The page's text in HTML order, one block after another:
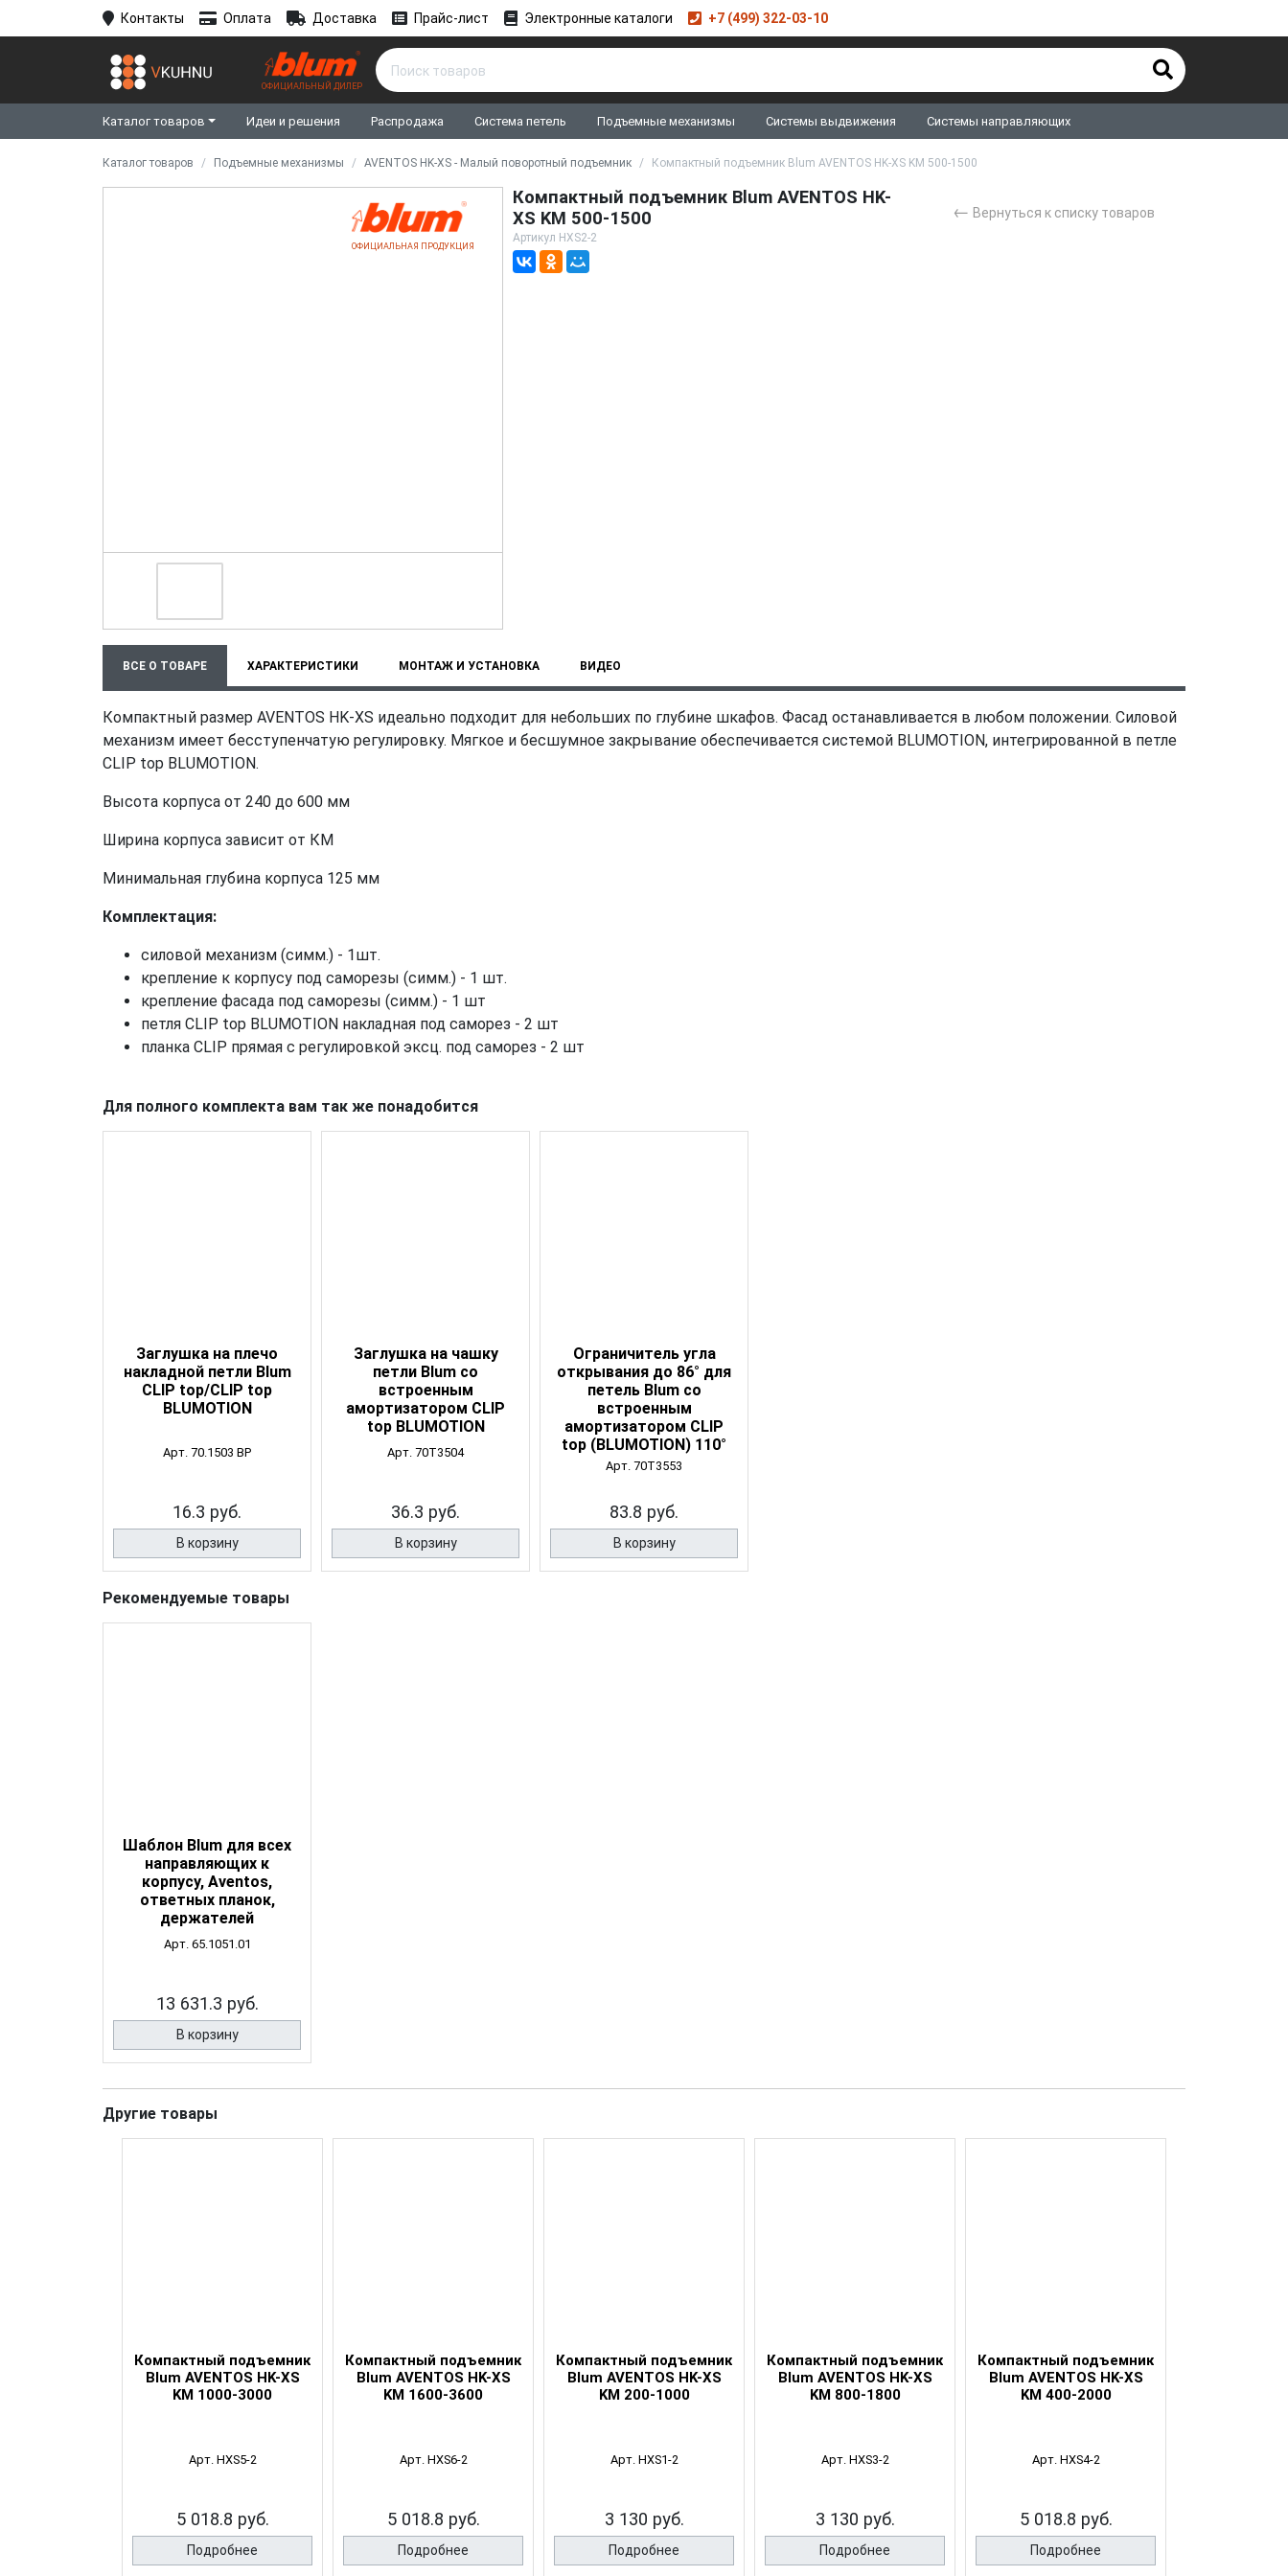
Контакты Оплата Доставка Прайс-лист Электронные каталоги +7 (499) 322-03-10
ОФИЦИАЛЬНЫЙ ДИЛЕР
Каталог товаров Идеи и решения Распродажа Система петель Подъемные механизмы Системы выдвижения Системы направляющих
Каталог товаров Подъемные механизмы AVENTOS HK-XS - Малый поворотный подъемник Компактный подъемник Blum AVENTOS HK-XS KM 500-1500
ОФИЦИАЛЬНАЯ ПРОДУКЦИЯ
Компактный подъемник Blum AVENTOS HK-
XS KM 500-1500
Артикул HXS2-2
← Вернуться к списку товаров
ВСЕ О ТОВАРЕ ХАРАКТЕРИСТИКИ МОНТАЖ И УСТАНОВКА ВИДЕО
Компактный размер AVENTOS HK-XS идеально подходит для небольших по глубине шкафов. Фасад останавливается в любом положении. Силовой
механизм имеет бесступенчатую регулировку. Мягкое и бесшумное закрывание обеспечивается системой BLUMOTION, интегрированной в петле
CLIP top BLUMOTION.
Высота корпуса от 240 до 600 мм
Ширина корпуса зависит от КМ
Минимальная глубина корпуса 125 мм
Комплектация:
силовой механизм (симм.) - 1шт.
крепление к корпусу под саморезы (симм.) - 1 шт.
крепление фасада под саморезы (симм.) - 1 шт
петля CLIP top BLUMOTION накладная под саморез - 2 шт
планка CLIP прямая с регулировкой эксц. под саморез - 2 шт
Для полного комплекта вам так же понадобится
Заглушка на плечо
накладной петли Blum
CLIP top/CLIP top
BLUMOTION
Арт. 70.1503 BP
16.3 руб.
В корзину
Заглушка на чашку
петли Blum со
встроенным
амортизатором CLIP
top BLUMOTION
Арт. 70T3504
36.3 руб.
В корзину
Ограничитель угла
открывания до 86° для
петель Blum со
встроенным
амортизатором CLIP
top (BLUMOTION) 110°
Арт. 70T3553
83.8 руб.
В корзину
Рекомендуемые товары
Шаблон Blum для всех
направляющих к
корпусу, Aventos,
ответных планок,
держателей
Арт. 65.1051.01
13 631.3 руб.
В корзину
Другие товары
Компактный подъемник
Blum AVENTOS HK-XS
KM 1000-3000
Арт. HXS5-2
5 018.8 руб.
Подробнее
Компактный подъемник
Blum AVENTOS HK-XS
KM 1600-3600
Арт. HXS6-2
5 018.8 руб.
Подробнее
Компактный подъемник
Blum AVENTOS HK-XS
KM 200-1000
Арт. HXS1-2
3 130 руб.
Подробнее
Компактный подъемник
Blum AVENTOS HK-XS
KM 800-1800
Арт. HXS3-2
3 130 руб.
Подробнее
Компактный подъемник
Blum AVENTOS HK-XS
KM 400-2000
Арт. HXS4-2
5 018.8 руб.
Подробнее